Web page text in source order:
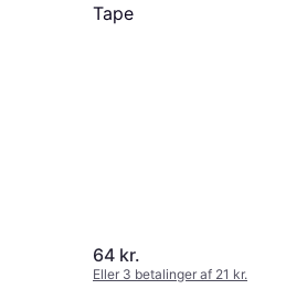
Tape
64 kr.
Eller 3 betalinger af 21 kr.